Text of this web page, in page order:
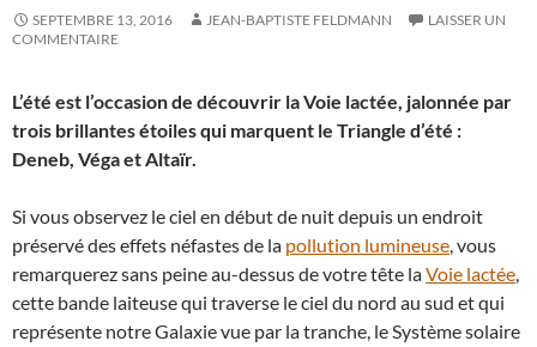
SEPTEMBRE 13, 2016 JEAN-BAPTISTE FELDMANN
LAISSER UN
COMMENTAIRE
L’été est l’occasion de découvrir la Voie lactée, jalonnée par
trois brillantes étoiles qui marquent le Triangle d’été :
Deneb, Véga et Altaïr.
Si vous observez le ciel en début de nuit depuis un endroit
préservé des effets néfastes de la pollution lumineuse, vous
remarquerez sans peine au-dessus de votre tête laVoie lactée,
cette bande laiteuse qui traverse le ciel du nord au sud et qui
représente notre Galaxie vue par la tranche, le Système solaire